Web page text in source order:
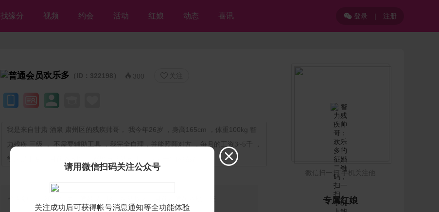
找缘分 视频 约会 活动 红娘 动态 喜讯 登录 | 注册
欢乐多 （ID：322198）  300  关注
我是来自甘肃 酒泉 肃州区的残疾帅哥， 我今年26岁 ，身高165cm ，体重100kg 智
力残疾 三级 ， 不需要辅助工具 ，我完全自理，并能照顾对方 ，每月的工资3~5千 ，
学历是中专 ，目前做农民 ，家里与父母同住 ，期望一年内结婚
个人独白：
微信扫一扫 手机关注他
专属红娘

请用微信扫码关注公众号
关注成功后可获得帐号消息通知等全功能体验